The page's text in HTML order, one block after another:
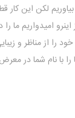
لکن این کار
امیدواریم ما
را از مناظر و
را با نام شما در